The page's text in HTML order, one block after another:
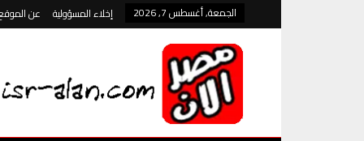
الجمعة, أغسطس 7, 2026 إخلاء المسؤولية عن